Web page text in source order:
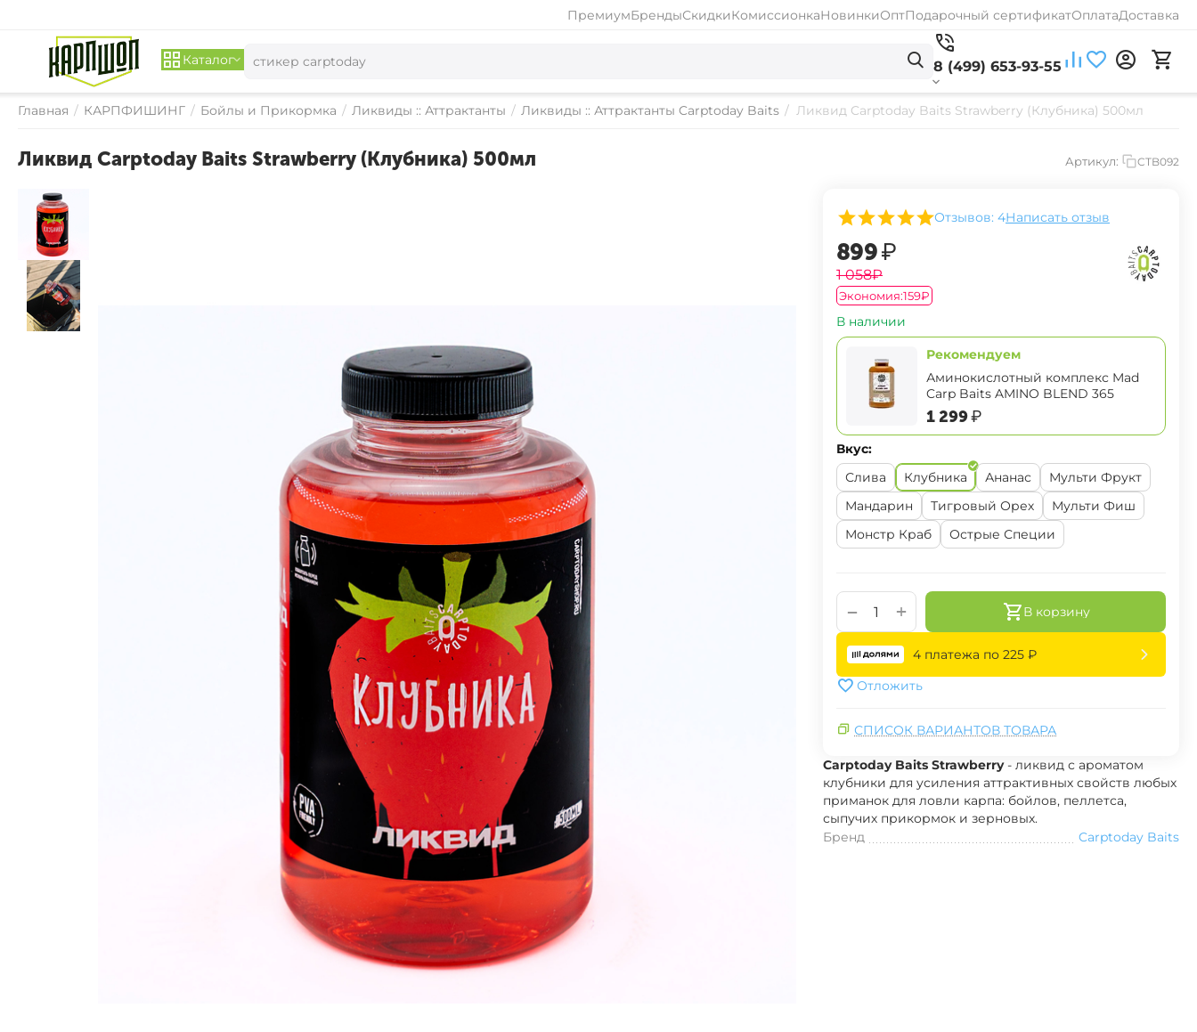
ПремиумБрендыСкидкиКомиссионкаНовинкиОптПодарочный сертификатОплатаДоставка
Каталог 8 (499) 653-93-55
Главная / КАРПФИШИНГ / Бойлы и Прикормка / Ликвиды :: Аттрактанты / Ликвиды :: Аттрактанты Carptoday Baits / Ликвид Carptoday Baits Strawberry (Клубника) 500мл
Ликвид Carptoday Baits Strawberry (Клубника) 500мл Артикул: CTB092
Отзывов: 4Написать отзыв
‍899‍₽
‍1 058‍₽
Экономия:‍159‍₽
В наличии
Рекомендуем
Аминокислотный комплекс Mad
Carp Baits AMINO BLEND 365
‍1 299‍₽
Вкус:
Слива
Клубника Ананас
Мульти Фрукт
Мандарин
Тигровый Орех
Мульти Фиш
Монстр Краб
Острые Специи
+
− В корзину
4 платежа по 225 ₽
Отложить
СПИСОК ВАРИАНТОВ ТОВАРА
Carptoday Baits Strawberry- ликвид с ароматом
клубники для усиления аттрактивных свойств любых
приманок для ловли карпа: бойлов, пеллетса,
сыпучих прикормок и зерновых.
Бренд
Carptoday Baits